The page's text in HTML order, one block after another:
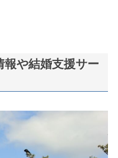
や結婚支援サー